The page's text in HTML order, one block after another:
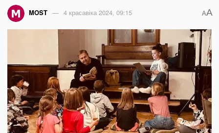
MOST 4 красавіка 2024, 09:15 AA